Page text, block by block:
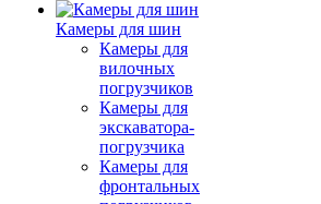
Камеры для шин
Камеры для
вилочных
погрузчиков
Камеры для
экскаватора-
погрузчика
Камеры для
фронтальных